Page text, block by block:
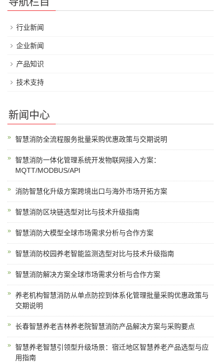
行业新闻
企业新闻
产品知识
技术支持
新闻中心
智慧消防全流程服务批量采购优惠政策与交期说明
智慧消防一体化管理系统开发物联网接入方案：
MQTT/MODBUS/API
消防智慧化升级方案跨境出口与海外市场开拓方案
智慧消防区块链选型对比与技术升级指南
智慧消防大模型全球市场需求分析与合作方案
智慧消防校园养老智能监测选型对比与技术升级指南
智慧消防解决方案全球市场需求分析与合作方案
养老机构智慧消防从单点防控到体系化管理批量采购优惠政策与
交期说明
长春智慧养老吉林养老院智慧消防产品解决方案与采购要点
智慧养老智慧引领型升级场景：宿迁地区智慧养老产品选型与应
用指南